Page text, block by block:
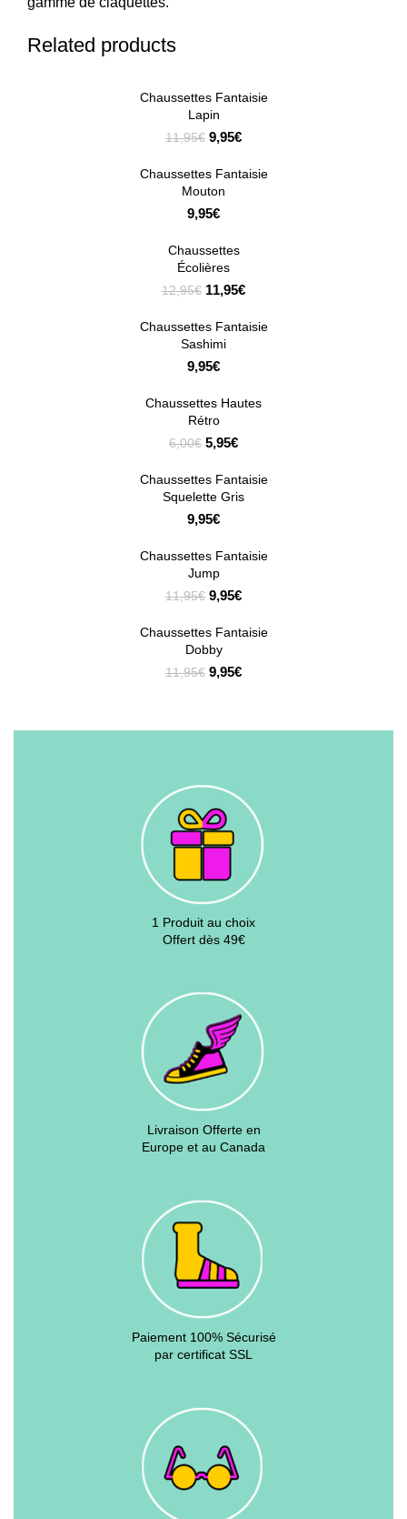
Related products
Chaussettes Fantaisie
Lapin
11,95€ 9,95€
Chaussettes Fantaisie
Mouton
9,95€
Chaussettes
Écolières
12,95€ 11,95€
Chaussettes Fantaisie
Sashimi
9,95€
Chaussettes Hautes
Rétro
6,00€ 5,95€
Chaussettes Fantaisie
Squelette Gris
9,95€
Chaussettes Fantaisie
Jump
11,95€ 9,95€
Chaussettes Fantaisie
Dobby
11,95€ 9,95€
1 Produit au choix
Offert dès 49€
Livraison Offerte en
Europe et au Canada
Paiement 100% Sécurisé
par certificat SSL